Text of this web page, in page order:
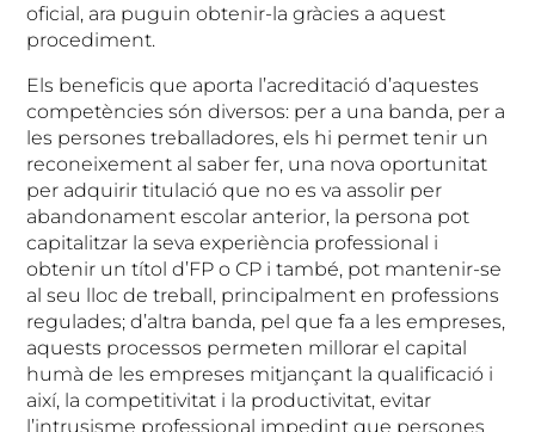
oficial, ara puguin obtenir-la gràcies a aquest
procediment.
Els beneficis que aporta l’acreditació d’aquestes
competències són diversos: per a una banda, per a
les persones treballadores, els hi permet tenir un
reconeixement al saber fer, una nova oportunitat
per adquirir titulació que no es va assolir per
abandonament escolar anterior, la persona pot
capitalitzar la seva experiència professional i
obtenir un títol d’FP o CP i també, pot mantenir-se
al seu lloc de treball, principalment en professions
regulades; d’altra banda, pel que fa a les empreses,
aquests processos permeten millorar el capital
humà de les empreses mitjançant la qualificació i
així, la competitivitat i la productivitat, evitar
l’intrusisme professional impedint que persones